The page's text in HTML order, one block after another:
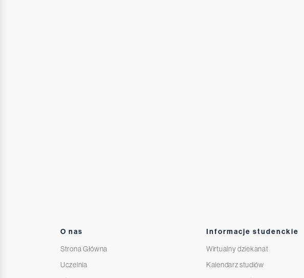
O nas
Strona Główna
Uczelnia
Informacje studenckie
Wirtualny dziekanat
Kalendarz studiów